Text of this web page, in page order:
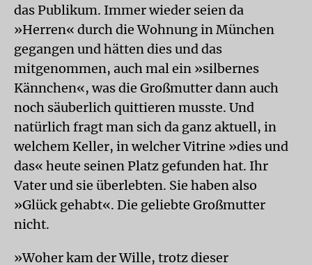
das Publikum. Immer wieder seien da
»Herren« durch die Wohnung in München
gegangen und hätten dies und das
mitgenommen, auch mal ein »silbernes
Kännchen«, was die Großmutter dann auch
noch säuberlich quittieren musste. Und
natürlich fragt man sich da ganz aktuell, in
welchem Keller, in welcher Vitrine »dies und
das« heute seinen Platz gefunden hat. Ihr
Vater und sie überlebten. Sie haben also
»Glück gehabt«. Die geliebte Großmutter
nicht.
»Woher kam der Wille, trotz dieser